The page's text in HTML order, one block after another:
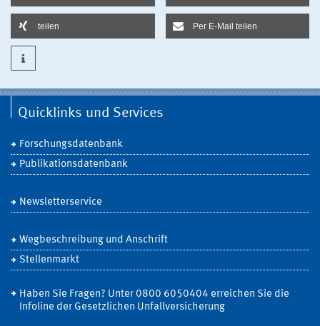
teilen Per E-Mail teilen
Quicklinks und Services
Forschungsdatenbank
Publikationsdatenbank
Newsletterservice
Wegbeschreibung und Anschrift
Stellenmarkt
Haben Sie Fragen? Unter 0800 6050404 erreichen Sie die
Infoline der Gesetzlichen Unfallversicherung